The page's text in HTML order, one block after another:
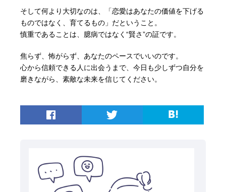
そして何より大切なのは、「恋愛はあなたの価値を下げる
ものではなく、育てるもの」だということ。
慎重であることは、臆病ではなく“賢さ”の証です。
焦らず、怖がらず、あなたのペースでいいのです。
心から信頼できる人に出会うまで、今日も少しずつ自分を
磨きながら、素敵な未来を信じてください。